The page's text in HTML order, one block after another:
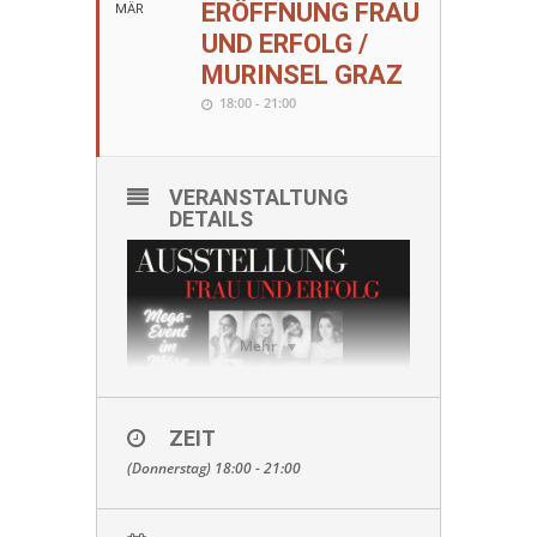
MÄR
ERÖFFNUNG FRAU
UND ERFOLG /
MURINSEL GRAZ
18:00 - 21:00
Mehr
VERANSTALTUNG
DETAILS
ZEIT
(Donnerstag) 18:00 - 21:00